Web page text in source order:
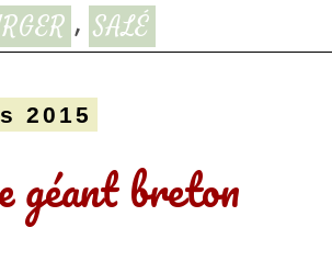
, SALÉ
2015
géant breton